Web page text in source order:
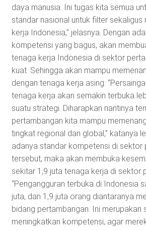
daya manusia. Ini tugas kita semua
standar nasional untuk filter sekaligus
kerja Indonesia,” jelasnya. Dengan
kompetensi yang bagus, akan
tenaga kerja Indonesia di sektor
kuat. Sehingga akan mampu
dengan tenaga kerja asing.
tenaga kerja akan semakin terbuka
suatu strategi. Diharapkan nantinya
pertambangan kita mampu
tingkat regional dan global,” katanya
adanya standar kompetensi di sektor
tersebut, maka akan membuka
sekitar 1,9 juta tenaga kerja di sektor
“Pengangguran terbuka di Indonesia
juta, dan 1,9 juta orang diantaranya
bidang pertambangan. Ini merupakan
meningkatkan kompetensi, agar